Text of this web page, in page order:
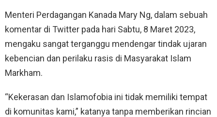
Menteri Perdagangan Kanada Mary Ng, dalam sebuah
komentar di Twitter pada hari Sabtu, 8 Maret 2023,
mengaku sangat terganggu mendengar tindak ujaran
kebencian dan perilaku rasis di Masyarakat Islam
Markham.
“Kekerasan dan Islamofobia ini tidak memiliki tempat
di komunitas kami,” katanya tanpa memberikan rincian